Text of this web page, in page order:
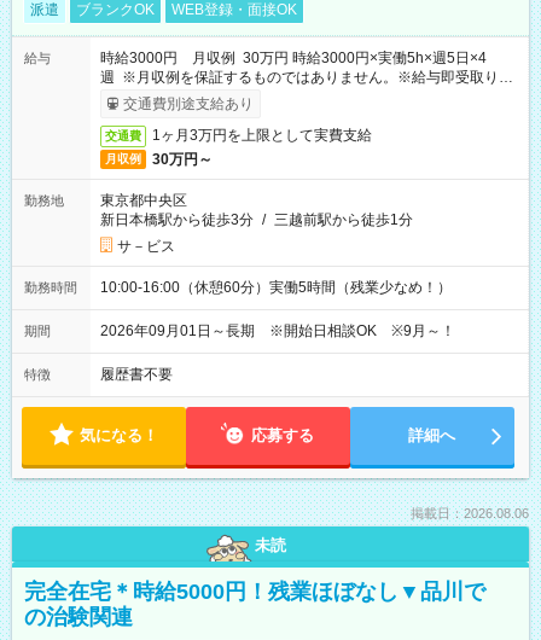
派遣 ブランクOK WEB登録・面接OK
給与
時給3000円 月収例 30万円 時給3000円×実働5h×週5日×4
週 ※月収例を保証するものではありません。※給与即受取りサ
ービス利用可（利用条件有）
交通費別途支給あり
交通費 1ヶ月3万円を上限として実費支給
月収例 30万円～
勤務地
東京都中央区
新日本橋駅から徒歩3分 / 三越前駅から徒歩1分
サ－ビス
勤務時間 10:00-16:00（休憩60分）実働5時間（残業少なめ！）
期間 2026年09月01日～長期 ※開始日相談OK ※9月～！
特徴 履歴書不要
気になる！ 応募する 詳細へ
掲載日：2026.08.06
未読
完全在宅＊時給5000円！残業ほぼなし▼品川で
の治験関連